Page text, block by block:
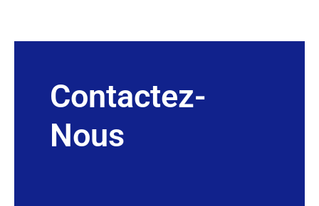
Contactez-
Nous